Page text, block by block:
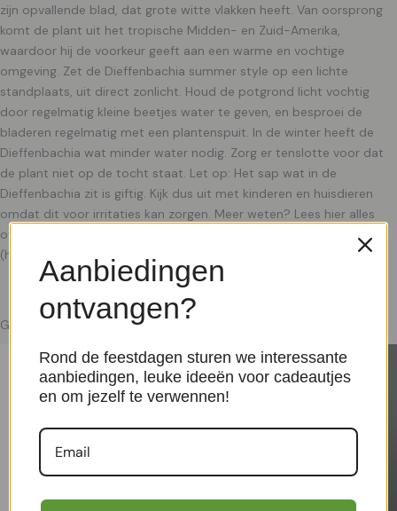
zijn opvallende blad, dat grote witte vlakken heeft. Van oorsprong
komt de plant uit het tropische Midden- en Zuid-Amerika,
waardoor hij de voorkeur geeft aan een warme en vochtige
omgeving. Zet de Dieffenbachia summer style op een lichte
standplaats, uit direct zonlicht. Houd de potgrond licht vochtig
door regelmatig kleine beetjes water te geven, en besproei de
bladeren regelmatig met een plantenspuit. In de winter heeft de
Dieffenbachia wat minder water nodig. Zorg er tenslotte voor dat
de plant niet op de tocht staat. Let op: Het sap wat in de
Dieffenbachia zit is giftig. Kijk dus uit met kinderen en huisdieren
omdat dit voor irritaties kan zorgen. Meer weten? Lees hier alles
over de Dieffenbachia verzorging
(https://www.plantje.nl/verzorging/dieffenbachia/).
Gerelateerde producten
Aanbiedingen
ontvangen?
Rond de feestdagen sturen we interessante
aanbiedingen, leuke ideeën voor cadeautjes
en om jezelf te verwennen!